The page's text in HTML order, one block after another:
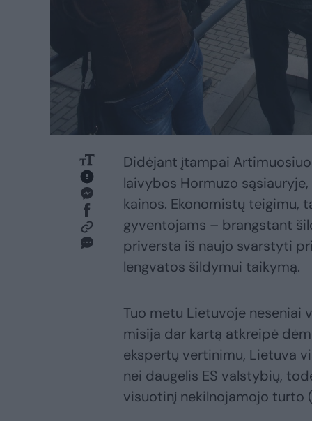
Didėjant įtampai
laivybos Hormuzo
kainos. Ekonomistų teigimu,
gyventojams – brangstant
priversta iš naujo svarstyti
lengvatos šildymui taikymą.
Tuo metu Lietuvoje neseniai
misija dar kartą atkreipė
ekspertų vertinimu, Lietuva
nei daugelis ES valstybių,
visuotinį nekilnojamojo turto